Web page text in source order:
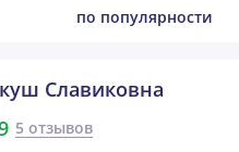
по популярности
Славиковна
5 отзывов